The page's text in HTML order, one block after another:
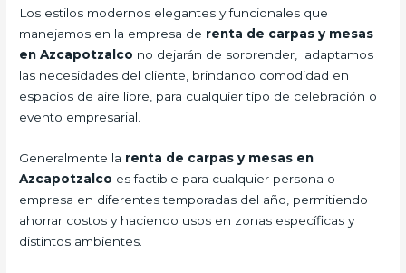
Los estilos modernos elegantes y funcionales que
manejamos en la empresa de renta de carpas y mesas
en Azcapotzalco no dejarán de sorprender, adaptamos
las necesidades del cliente, brindando comodidad en
espacios de aire libre, para cualquier tipo de celebración o
evento empresarial.
Generalmente la renta de carpas y mesas en
Azcapotzalco es factible para cualquier persona o
empresa en diferentes temporadas del año, permitiendo
ahorrar costos y haciendo usos en zonas específicas y
distintos ambientes.